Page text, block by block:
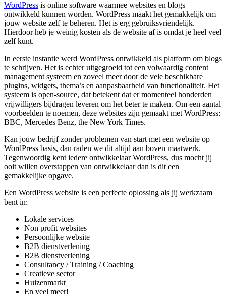
WordPress is online software waarmee websites en blogs
ontwikkeld kunnen worden. WordPress maakt het gemakkelijk om
jouw website zelf te beheren. Het is erg gebruiksvriendelijk.
Hierdoor heb je weinig kosten als de website af is omdat je heel veel
zelf kunt.
In eerste instantie werd WordPress ontwikkeld als platform om blogs
te schrijven. Het is echter uitgegroeid tot een volwaardig content
management systeem en zoveel meer door de vele beschikbare
plugins, widgets, thema’s en aanpasbaarheid van functionaliteit. Het
systeem is open-source, dat betekent dat er momenteel honderden
vrijwilligers bijdragen leveren om het beter te maken. Om een aantal
voorbeelden te noemen, deze websites zijn gemaakt met WordPress:
BBC, Mercedes Benz, the New York Times.
Kan jouw bedrijf zonder problemen van start met een website op
WordPress basis, dan raden we dit altijd aan boven maatwerk.
Tegenwoordig kent iedere ontwikkelaar WordPress, dus mocht jij
ooit willen overstappen van ontwikkelaar dan is dit een
gemakkelijke opgave.
Een WordPress website is een perfecte oplossing als jij werkzaam
bent in:
Lokale services
Non profit websites
Persoonlijke website
B2B dienstverlening
B2B dienstverlening
Consultancy / Training / Coaching
Creatieve sector
Huizenmarkt
En veel meer!